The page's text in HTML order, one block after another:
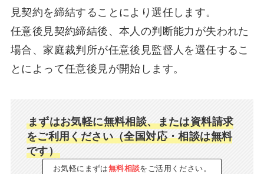
見契約を締結することにより選任します。
任意後見契約締結後、本人の判断能力が失われた
場合、家庭裁判所が任意後見監督人を選任するこ
とによって任意後見が開始します。
まずはお気軽に無料相談、または資料請求
をご利用ください（全国対応・相談は無料
です）
お気軽にまずは無料相談をご活用ください。